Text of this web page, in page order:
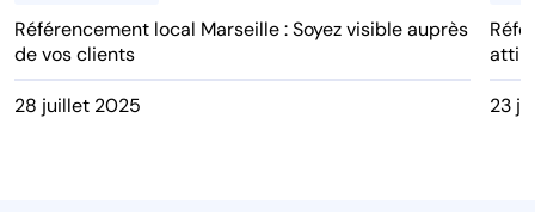
Référencement local Marseille : Soyez visible auprès
de vos clients
28 juillet 2025 23